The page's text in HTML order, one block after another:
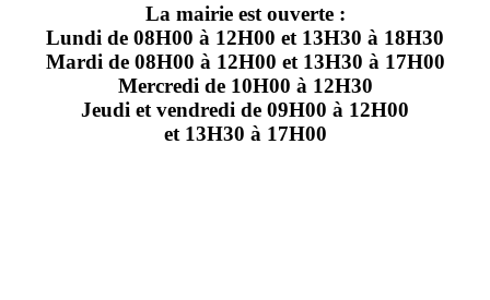
La mairie est ouverte :
Lundi de 08H00 à 12H00 et 13H30 à 18H30
Mardi de 08H00 à 12H00 et 13H30 à 17H00
Mercredi de 10H00 à 12H30
Jeudi et vendredi de 09H00 à 12H00
et 13H30 à 17H00